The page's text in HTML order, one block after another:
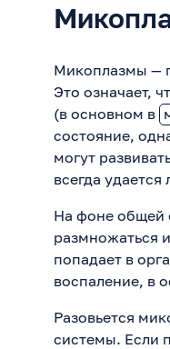
Микоплазмы —
Это означает,
(в основном в
состояние,
могут
всегда
На фоне общей
размножаться
попадает в
воспаление, в
Разовьется
системы. Если